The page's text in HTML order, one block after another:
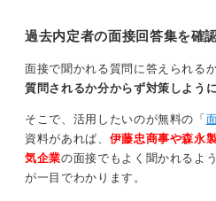
ックリスト化し、抜け漏れがな
このような行動は、単にミス
また、こうした習慣を継続す
を実感できるだけでなく、周
ーズになった」、「連絡漏れが
参考にしましょう。
過去内定者の面接回答集を確
面接で聞かれる質問に答えられる
質問されるか分からず対策しよう
そこで、活用したいのが無料の「
資料があれば、 伊藤忠商事や森永
気企業の面接でもよく聞かれるよ
が一目でわかります。